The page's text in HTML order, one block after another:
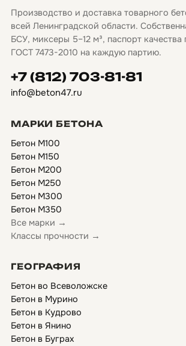
Производство и доставка товарного
всей Ленинградской области.
БСУ, миксеры 5–12 м³, паспорт качества
ГОСТ 7473-2010 на каждую партию.
+7 (812) 703-81-81
info@beton47.ru
МАРКИ БЕТОНА
Бетон М100
Бетон М150
Бетон М200
Бетон М250
Бетон М300
Бетон М350
Все марки →
Классы прочности →
ГЕОГРАФИЯ
Бетон во Всеволожске
Бетон в Мурино
Бетон в Кудрово
Бетон в Янино
Бетон в Буграх